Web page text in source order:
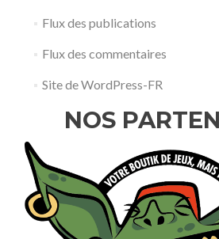
Flux des publications
Flux des commentaires
Site de WordPress-FR
NOS